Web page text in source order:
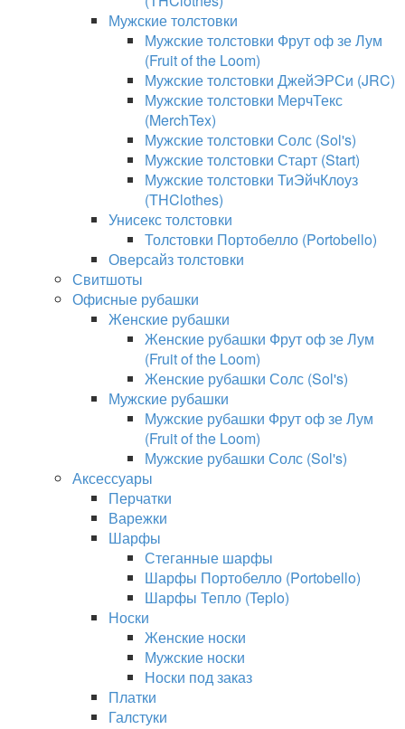
Мужские толстовки
Мужские толстовки Фрут оф зе Лум
(Fruit of the Loom)
Мужские толстовки ДжейЭРСи (JRC)
Мужские толстовки МерчТекс
(MerchTex)
Мужские толстовки Солс (Sol's)
Мужские толстовки Старт (Start)
Мужские толстовки ТиЭйчКлоуз
(THClothes)
Унисекс толстовки
Толстовки Портобелло (Portobello)
Оверсайз толстовки
Свитшоты
Офисные рубашки
Женские рубашки
Женские рубашки Фрут оф зе Лум
(Fruit of the Loom)
Женские рубашки Солс (Sol's)
Мужские рубашки
Мужские рубашки Фрут оф зе Лум
(Fruit of the Loom)
Мужские рубашки Солс (Sol's)
Аксессуары
Перчатки
Варежки
Шарфы
Стеганные шарфы
Шарфы Портобелло (Portobello)
Шарфы Тепло (Teplo)
Носки
Женские носки
Мужские носки
Носки под заказ
Платки
Галстуки